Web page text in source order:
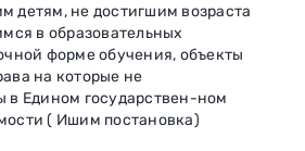
детям, не достигшим возраста
в образовательных
форме обучения, объекты
на которые не
в Едином государствен-ном
( Ишим постановка)